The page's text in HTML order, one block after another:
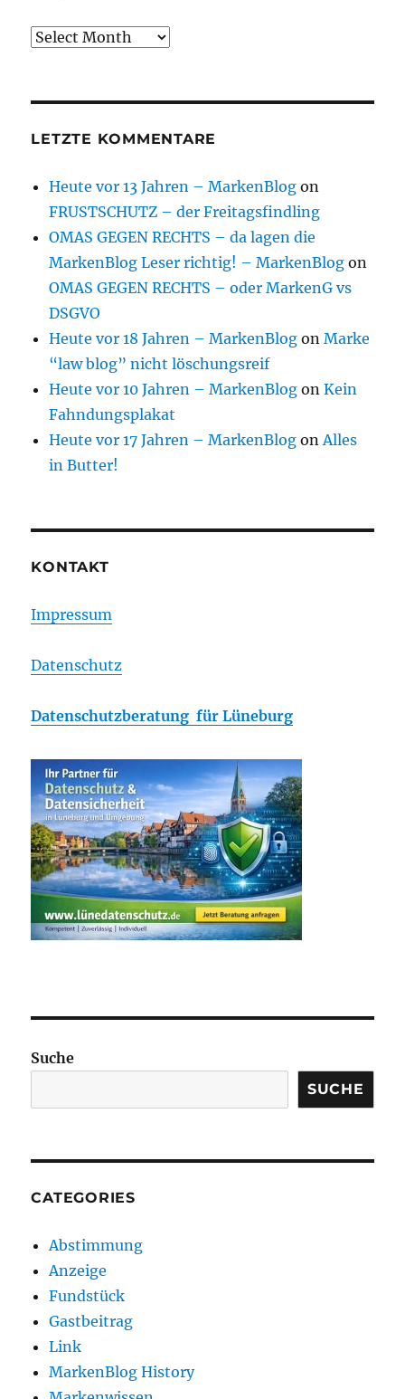
Archive
LETZTE KOMMENTARE
Heute vor 13 Jahren – MarkenBlog on
FRUSTSCHUTZ – der Freitagsfindling
OMAS GEGEN RECHTS – da lagen die
MarkenBlog Leser richtig! – MarkenBlog on
OMAS GEGEN RECHTS – oder MarkenG vs
DSGVO
Heute vor 18 Jahren – MarkenBlog onMarke
“law blog” nicht löschungsreif
Heute vor 10 Jahren – MarkenBlog onKein
Fahndungsplakat
Heute vor 17 Jahren – MarkenBlog onAlles
in Butter!
KONTAKT
Impressum
Datenschutz
Datenschutzberatung für Lüneburg
Suche
SUCHE
CATEGORIES
Abstimmung
Anzeige
Fundstück
Gastbeitrag
Link
MarkenBlog History